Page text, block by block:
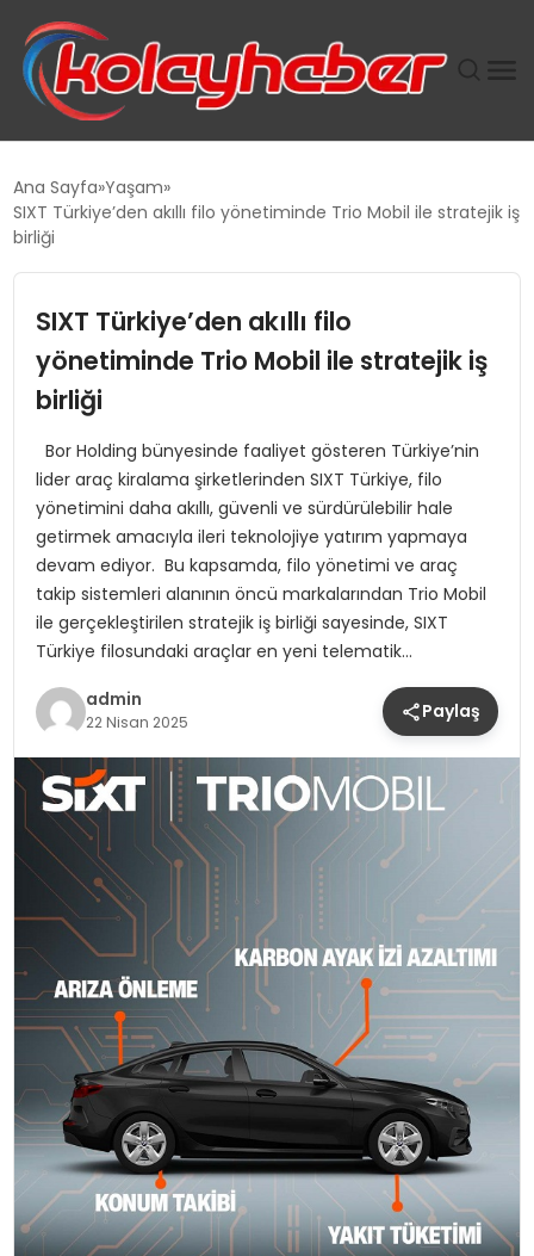
SUWEN’IN İSTIHDAM MODELI EKONOMIDE KADIN
TANYER YAPI ZEMIN MÜHENDISLIĞINDE HEDEF
BÜYÜTTÜ
TOROSLAR’DA PAZAR GERGİNLİĞİ!
Ana Sayfa Yaşam
SIXT Türkiye’den akıllı filo yönetiminde Trio Mobil ile stratejik iş
birliği
SIXT Türkiye’den akıllı filo
yönetiminde Trio Mobil ile stratejik iş
birliği
Bor Holding bünyesinde faaliyet gösteren Türkiye’nin
lider araç kiralama şirketlerinden SIXT Türkiye, filo
yönetimini daha akıllı, güvenli ve sürdürülebilir hale
getirmek amacıyla ileri teknolojiye yatırım yapmaya
devam ediyor. Bu kapsamda, filo yönetimi ve araç
takip sistemleri alanının öncü markalarından Trio Mobil
ile gerçekleştirilen stratejik iş birliği sayesinde, SIXT
Türkiye filosundaki araçlar en yeni telematik…
admin
22 Nisan 2025 Paylaş